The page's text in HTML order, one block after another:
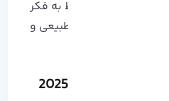
های موفق دیگه فقط به فکر
درون بازی رو طبیعی و